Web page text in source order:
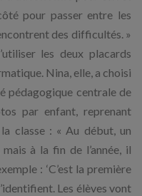
pour passer entre les
des difficultés. »
les deux placards
Nina, elle, a choisi
pédagogique centrale de
par enfant, reprenant
classe : « Au début, un
à la fin de l’année, il
: ‘C’est la première
Les élèves vont